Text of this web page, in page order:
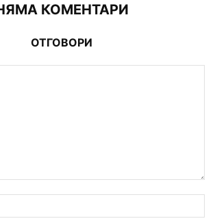
КОМЕНТАРИ
ОТГОВОРИ